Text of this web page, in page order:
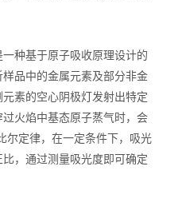
一种基于原子吸收原理设计的
品中的金属元素及部分非金
素的空心阴极灯发射出特定
火焰中基态原子蒸气时，会
尔定律，在一定条件下，吸光
，通过测量吸光度即可确定